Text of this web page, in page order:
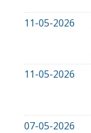
11-05-2026
11-05-2026
07-05-2026